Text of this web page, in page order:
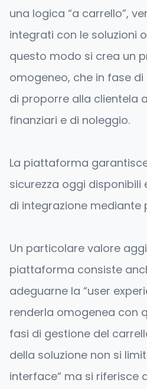
una logica “a carrello”,
integrati con le soluzioni
questo modo si crea un
omogeneo, che in fase
di proporre alla clientela
finanziari e di noleggio.
La piattaforma
sicurezza oggi
di integrazione
Un particolare valore
piattaforma consiste
adeguarne la “user
renderla omogenea con
fasi di gestione del
della soluzione non si
interface“ ma si riferisce